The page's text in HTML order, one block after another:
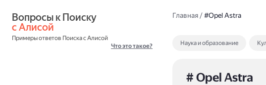
с Алисой
Примеры ответов Поиска с Алисой
Что это такое?
Главная/#Opel Astra
Наука и образование
# Opel Astra